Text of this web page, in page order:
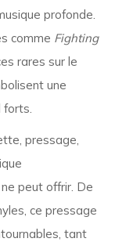
profonde.
comme Fighting
rares sur le
une
forts.
pressage,
peut offrir. De
ce pressage
tant